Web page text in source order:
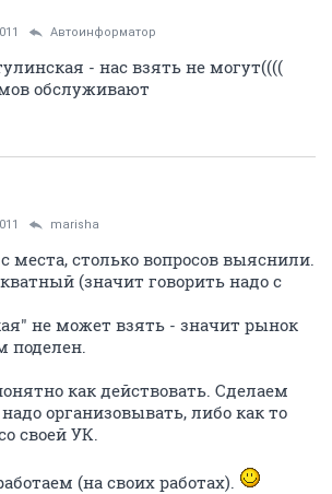
Автоинформатор
- нас взять не могут((((
обслуживают
marisha
места, столько вопросов выяснили.
(значит говорить надо с
не может взять - значит рынок
поделен.
как действовать. Сделаем
организовывать, либо как то
своей УК.
(на своих работах).